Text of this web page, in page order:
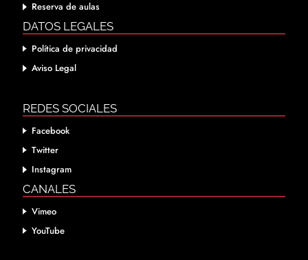
Reserva de aulas
DATOS LEGALES
Política de privacidad
Aviso Legal
REDES SOCIALES
Facebook
Twitter
Instagram
CANALES
Vimeo
YouTube